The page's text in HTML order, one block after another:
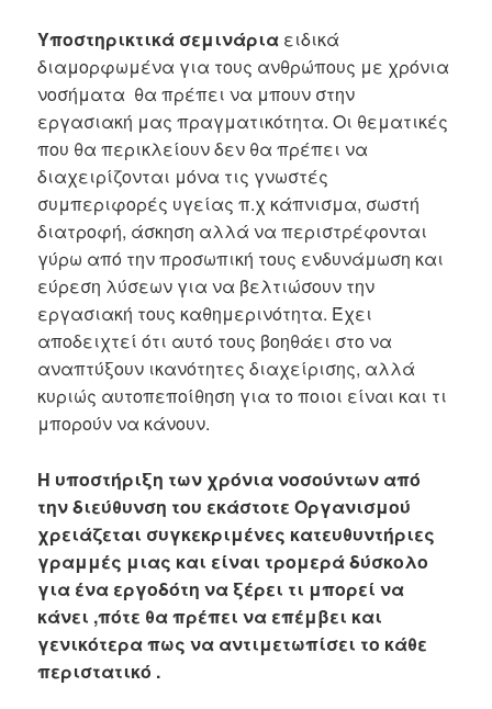
Υποστηρικτικά σεμινάρια ειδικά
διαμορφωμένα για τους ανθρώπους με χρόνια
νοσήματα θα πρέπει να μπουν στην
εργασιακή μας πραγματικότητα. Οι θεματικές
που θα περικλείουν δεν θα πρέπει να
διαχειρίζονται μόνα τις γνωστές
συμπεριφορές υγείας π.χ κάπνισμα, σωστή
διατροφή, άσκηση αλλά να περιστρέφονται
γύρω από την προσωπική τους ενδυνάμωση και
εύρεση λύσεων για να βελτιώσουν την
εργασιακή τους καθημερινότητα. Έχει
αποδειχτεί ότι αυτό τους βοηθάει στο να
αναπτύξουν ικανότητες διαχείρισης, αλλά
κυριώς αυτοπεποίθηση για το ποιοι είναι και τι
μπορούν να κάνουν.
Η υποστήριξη των χρόνια νοσούντων από
την διεύθυνση του εκάστοτε Οργανισμού
χρειάζεται συγκεκριμένες κατευθυντήριες
γραμμές μιας και είναι τρομερά δύσκολο
για ένα εργοδότη να ξέρει τι μπορεί να
κάνει ,πότε θα πρέπει να επέμβει και
γενικότερα πως να αντιμετωπίσει το κάθε
περιστατικό .